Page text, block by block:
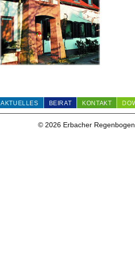
AKTUELLES BEIRAT KONTAKT
© 2026 Erbacher